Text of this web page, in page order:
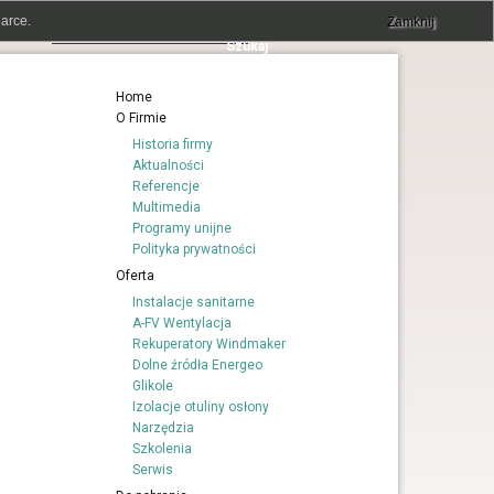
Home
O Firmie
Historia firmy
Aktualności
Referencje
Multimedia
Programy unijne
Polityka prywatności
Oferta
Instalacje sanitarne
A-FV Wentylacja
Rekuperatory Windmaker
Dolne źródła Energeo
Glikole
Izolacje otuliny osłony
Narzędzia
Szkolenia
Serwis
Zamknij